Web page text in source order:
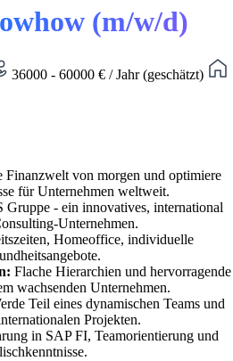
(m/w/d)
36000 - 60000 € / Jahr (geschätzt)
Finanzwelt von morgen und optimiere
für Unternehmen weltweit.
Gruppe - ein innovatives, international
Unternehmen.
Homeoffice, individuelle
Flache Hierarchien und hervorragende
wachsenden Unternehmen.
Teil eines dynamischen Teams und
Projekten.
in SAP FI, Teamorientierung und